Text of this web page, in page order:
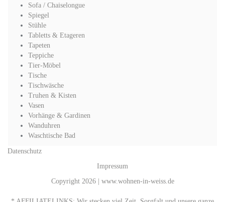
Sofa / Chaiselongue
Spiegel
Stühle
Tabletts & Etageren
Tapeten
Teppiche
Tier-Möbel
Tische
Tischwäsche
Truhen & Kisten
Vasen
Vorhänge & Gardinen
Wanduhren
Waschtische Bad
Datenschutz
Impressum
Copyright 2026 | www.wohnen-in-weiss.de